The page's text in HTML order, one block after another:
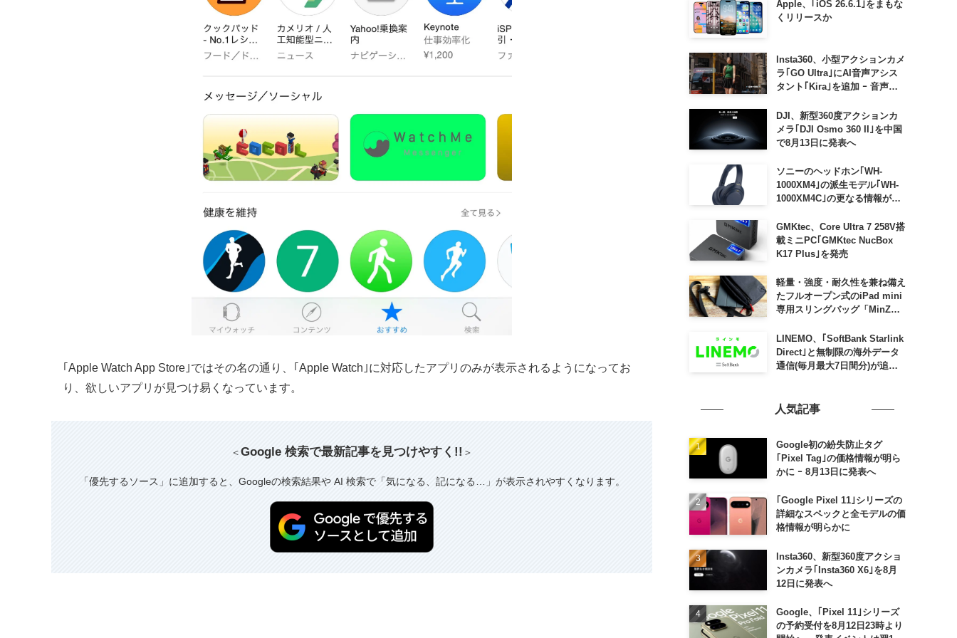
｢Apple Watch App Store｣ではその名の通り、｢Apple Watch｣に対応したアプリのみが表示されるようになってお
り、欲しいアプリが見つけ易くなっています。
＜Google 検索で最新記事を見つけやすく!! ＞
「優先するソース」に追加すると、Googleの検索結果や AI 検索で「気になる、記になる…」が表示されやすくなります。
Apple、｢iOS 26.6.1｣をまもな
くリリースか
Insta360、小型アクションカメ
ラ｢GO Ultra｣にAI音声アシス
タント｢Kira｣を追加 ｰ 音声で
などが利用可能に
DJI、新型360度アクションカ
メラ｢DJI Osmo 360 II｣を中国
で8月13日に発表へ
ソニーのヘッドホン｢WH-
1000XM4｣の派生モデル｢WH-
1000XM4C｣の更なる情報が明
GMKtec、Core Ultra 7 258V搭
載ミニPC｢GMKtec NucBox
K17 Plus｣を発売
軽量・強度・耐久性を兼ね備え
たフルオープン式のiPad mini
専用スリングバッグ「MinZ
発売
LINEMO、｢SoftBank Starlink
Direct｣と無制限の海外データ
通信(毎月最大7日間分)が追加
人気記事
Google初の紛失防止タグ
｢Pixel Tag｣の価格情報が明ら
かに ｰ 8月13日に発表へ
｢Google Pixel 11｣シリーズの
詳細なスペックと全モデルの価
格情報が明らかに
Insta360、新型360度アクショ
ンカメラ｢Insta360 X6｣を8月
12日に発表へ
Google、｢Pixel 11｣シリーズ
の予約受付を8月12日23時より